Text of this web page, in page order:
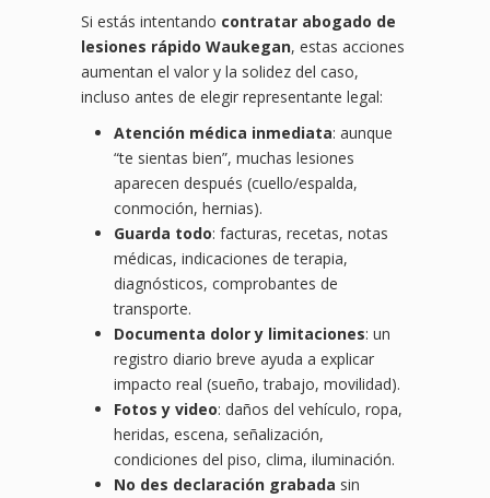
Si estás intentando contratar abogado de
lesiones rápido Waukegan, estas acciones
aumentan el valor y la solidez del caso,
incluso antes de elegir representante legal:
Atención médica inmediata: aunque
“te sientas bien”, muchas lesiones
aparecen después (cuello/espalda,
conmoción, hernias).
Guarda todo: facturas, recetas, notas
médicas, indicaciones de terapia,
diagnósticos, comprobantes de
transporte.
Documenta dolor y limitaciones: un
registro diario breve ayuda a explicar
impacto real (sueño, trabajo, movilidad).
Fotos y video: daños del vehículo, ropa,
heridas, escena, señalización,
condiciones del piso, clima, iluminación.
No des declaración grabada sin